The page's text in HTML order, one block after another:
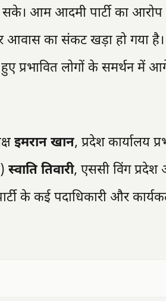
सके। आम आदमी पार्टी का
आवास का संकट खड़ा हो गया
हुए प्रभावित लोगों के समर्थन में
इमरान खान, प्रदेश कार्यालय
स्वाति तिवारी, एससी विंग प्रदेश
के कई पदाधिकारी और